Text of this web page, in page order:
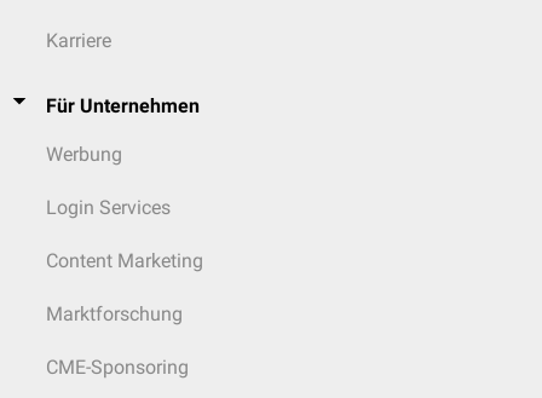
Karriere
Für Unternehmen
Werbung
Login Services
Content Marketing
Marktforschung
CME-Sponsoring